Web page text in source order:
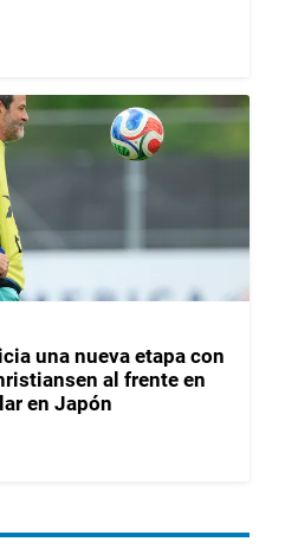
una nueva etapa con
al frente en
en Japón